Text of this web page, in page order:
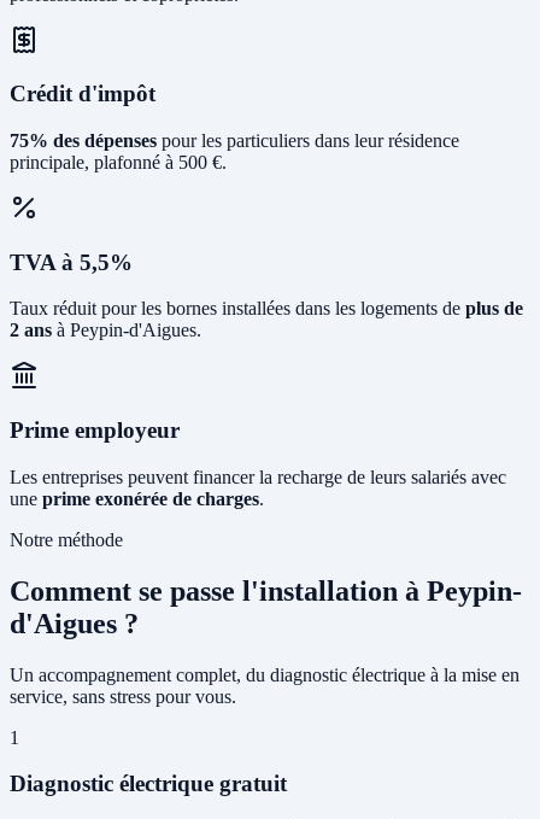
Crédit d'impôt
75% des dépenses pour les particuliers dans leur résidence
principale, plafonné à 500 €.
TVA à 5,5%
Taux réduit pour les bornes installées dans les logements de plus de
2 ans à Peypin-d'Aigues.
Prime employeur
Les entreprises peuvent financer la recharge de leurs salariés avec
une prime exonérée de charges.
Notre méthode
Comment se passe l'installation à Peypin-
d'Aigues ?
Un accompagnement complet, du diagnostic électrique à la mise en
service, sans stress pour vous.
1
Diagnostic électrique gratuit